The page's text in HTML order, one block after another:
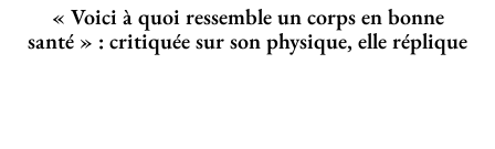
« Voici à quoi ressemble un corps en bonne
santé » : critiquée sur son physique, elle réplique